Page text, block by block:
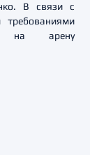
В связи с
требованиями
на арену